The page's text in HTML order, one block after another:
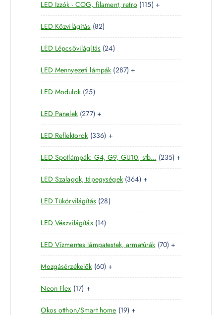
é
k
r
m
é
k
7
t
e
r
m
é
k
LED Izzók - COG, filament, retro 1151
1
t
r
é
+
LED Közvilágítás 828
2
t
e
r
m
k
LED Lépcsővilágítás 242
4
t
e
m
k
LED Mennyezeti lámpák 2872
8
t
r
é
k
+
LED Modulok 252
5
t
e
r
m
é
k
LED Panelek 2772
7
7
t
e
r
m
é
k
+
LED Reflektorok 3363
3
6
t
e
r
m
é
k
+
LED Spotlámpák: G4, G9, GU10, stb... 2352
3
t
r
é
k
+
LED Szalagok, tápegységek 3643
6
t
r
m
é
+
LED Tükörvilágítás 282
8
e
r
m
é
k
LED Vészvilágítás 141
4
t
e
r
m
k
LED Vízmentes lámpatestek, armatúrák 707
0
e
m
+
Mozgásérzékelők 606
0
e
r
+
Neon Flex 171
7
t
+
Okos otthon/Smart home 191 +